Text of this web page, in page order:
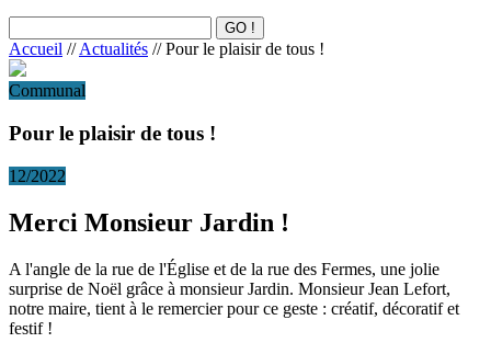
Accueil //Actualités // Pour le plaisir de tous !
Communal
Pour le plaisir de tous !
12/2022
Merci Monsieur Jardin !
A l'angle de la rue de l'Église et de la rue des Fermes, une jolie
surprise de Noël grâce à monsieur Jardin. Monsieur Jean Lefort,
notre maire, tient à le remercier pour ce geste : créatif, décoratif et
festif !